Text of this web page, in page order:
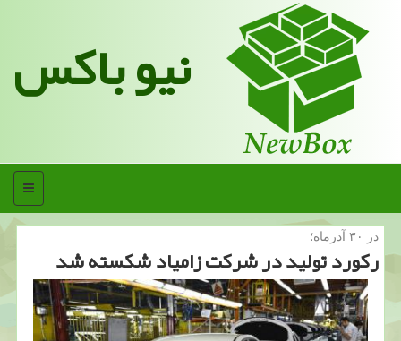
نیو باکس
منو
در ۳۰ آذرماه؛
ركورد تولید در شركت زامیاد شكسته شد